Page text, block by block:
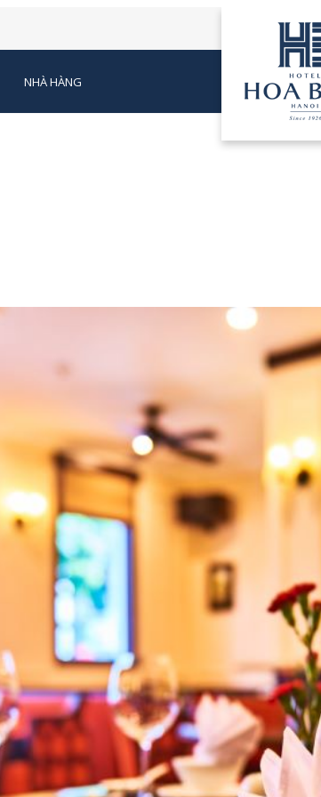
NHÀ HÀNG